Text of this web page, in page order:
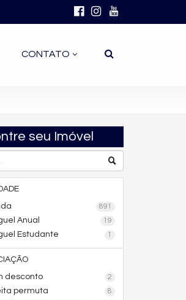
CONTATO
seu Imóvel
891
Anual 19
Estudante 1
desconto
2
permuta 8